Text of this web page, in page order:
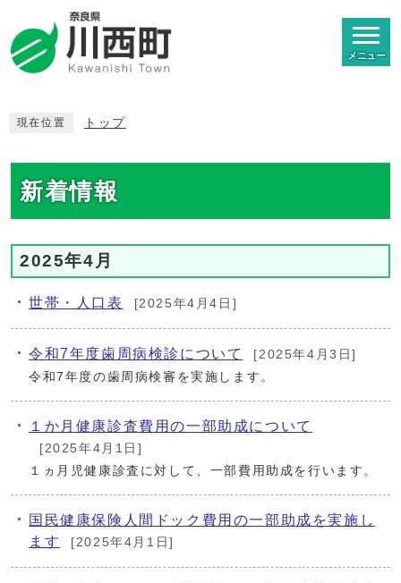
メニュー
現在位置 トップ
新着情報
2025年4月
世帯・人口表 [2025年4月4日]
令和7年度歯周病検診について
[2025年4月3日]
令和7年度の歯周病検審を実施します。
１か月健康診査費用の一部助成について
[2025年4月1日]
１ヵ月児健康診査に対して、一部費用助成を行います。
国民健康保険人間ドック費用の一部助成を実施し
ます
[2025年4月1日]